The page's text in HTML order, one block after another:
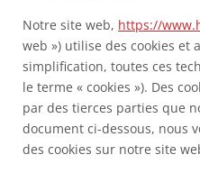
Notre site web, https://
web ») utilise des cookies et
simplification, toutes ces
le terme « cookies »). Des
par des tierces parties que
document ci-dessous, nous
des cookies sur notre site